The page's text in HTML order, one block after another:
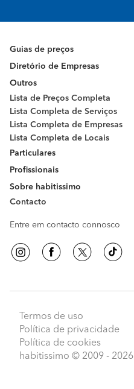
Guias de preços
Diretório de Empresas
Outros
Lista de Preços Completa
Lista Completa de Serviços
Lista Completa de Empresas
Lista Completa de Locais
Particulares
Profissionais
Sobre habitissimo
Contacto
Entre em contacto connosco
Termos de uso
Política de privacidade
Política de cookies
habitissimo © 2009 - 2026